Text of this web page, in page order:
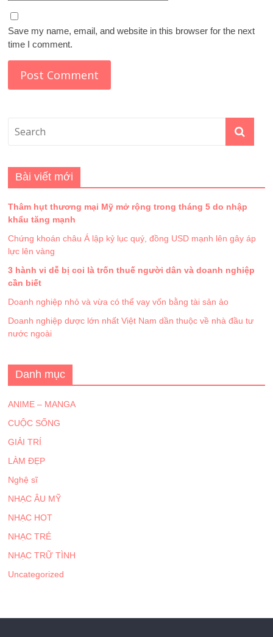
Save my name, email, and website in this browser for the next
time I comment.
Bài viết mới
Thâm hụt thương mại Mỹ mở rộng trong tháng 5 do nhập
khẩu tăng mạnh
Chứng khoán châu Á lập kỷ lục quý, đồng USD mạnh lên gây áp
lực lên vàng
3 hành vi dễ bị coi là trốn thuế người dân và doanh nghiệp
cần biết
Doanh nghiệp nhỏ và vừa có thể vay vốn bằng tài sản ảo
Doanh nghiệp dược lớn nhất Việt Nam dần thuộc về nhà đầu tư
nước ngoài
Danh mục
ANIME – MANGA
CUỘC SỐNG
GIẢI TRÍ
LÀM ĐẸP
Nghệ sĩ
NHẠC ÂU MỸ
NHẠC HOT
NHẠC TRẺ
NHẠC TRỮ TÌNH
Uncategorized